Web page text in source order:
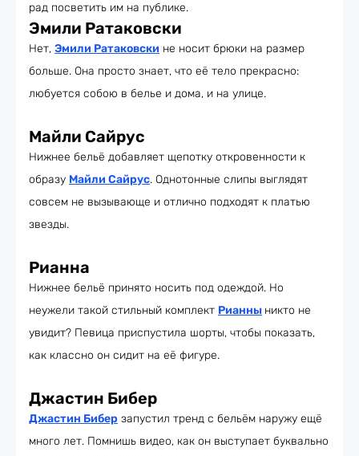
рад посветить им на публике.
Эмили Ратаковски
Нет, Эмили Ратаковски не носит брюки на размер
больше. Она просто знает, что её тело прекрасно:
любуется собою в белье и дома, и на улице.
Майли Сайрус
Нижнее бельё добавляет щепотку откровенности к
образу Майли Сайрус. Однотонные слипы выглядят
совсем не вызывающе и отлично подходят к платью
звезды.
Рианна
Нижнее бельё принято носить под одеждой. Но
неужели такой стильный комплект Рианны никто не
увидит? Певица приспустила шорты, чтобы показать,
как классно он сидит на её фигуре.
Джастин Бибер
Джастин Бибер запустил тренд с бельём наружу ещё
много лет. Помнишь видео, как он выступает буквально